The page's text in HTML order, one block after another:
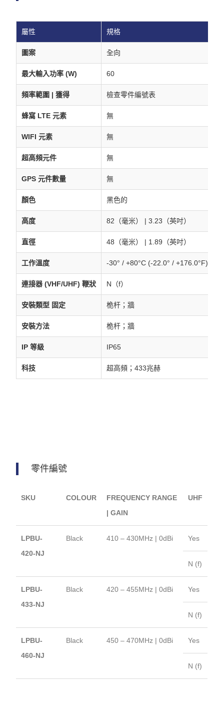
屬性 規格
圖案 全向
最大輸入功率 (W) 60
頻率範圍 | 獲得 檢查零件編號表
蜂窩 LTE 元素 無
WIFI 元素 無
超高頻元件 無
GPS 元件數量 無
顏色 黑色的
高度 82（毫米） | 3.23（英吋）
直徑 48（毫米） | 1.89（英吋）
工作溫度 -30° / +80°C (-22.0° / +176.0°F)
連接器 (VHF/UHF) 鞭狀 N（f）
安裝類型 固定 桅杆；牆
安裝方法 桅杆；牆
IP 等級 IP65
科技 超高頻；433兆赫
零件編號
SKU COLOUR
FREQUENCY RANGE
| GAIN
UHF
LPBU-
420-NJ
Black 410 – 430MHz | 0dBi Yes
N (f)
LPBU-
433-NJ
Black 420 – 455MHz | 0dBi Yes
N (f)
LPBU-
460-NJ
Black 450 – 470MHz | 0dBi Yes
N (f)